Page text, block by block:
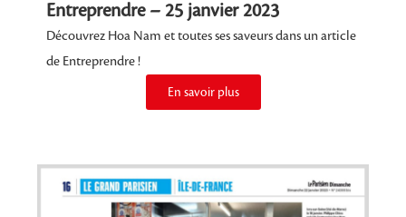
Entreprendre – 25 janvier 2023
Découvrez Hoa Nam et toutes ses saveurs dans un article
de Entreprendre !
En savoir plus